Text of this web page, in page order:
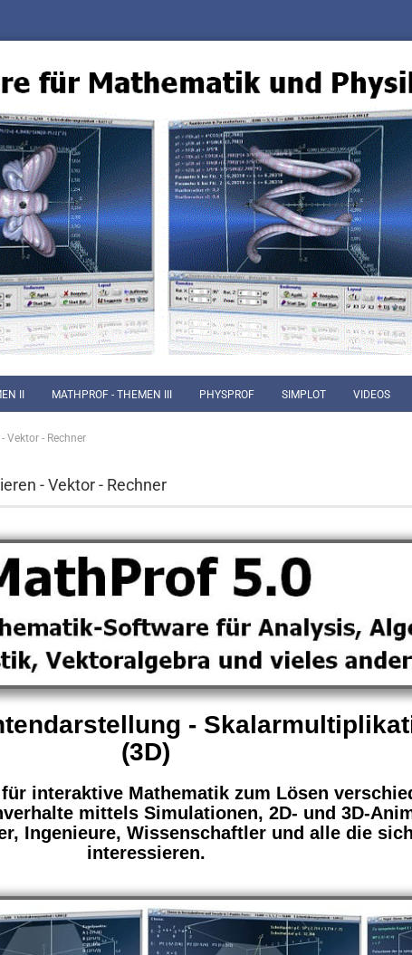
II MATHPROF - THEMEN III PHYSPROF SIMPLOT VIDEOS
Vektor - Rechner
- Vektor - Rechner
-
(3D)
interaktive Mathematik zum Lösen
mittels Simulationen, 2D- und 3D-
Ingenieure, Wissenschaftler und alle die
interessieren.